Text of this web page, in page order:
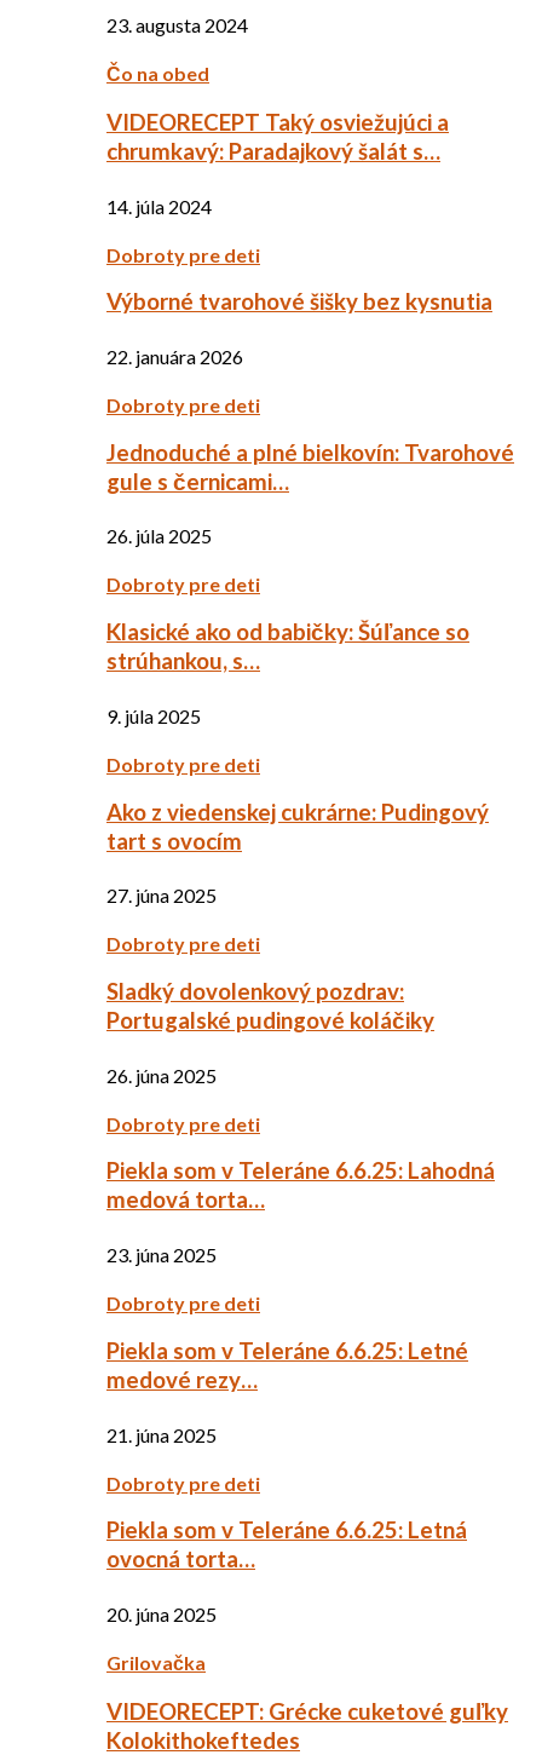
23. augusta 2024
Čo na obed
VIDEORECEPT Taký osviežujúci a
chrumkavý: Paradajkový šalát s…
14. júla 2024
Dobroty pre deti
Výborné tvarohové šišky bez kysnutia
22. januára 2026
Dobroty pre deti
Jednoduché a plné bielkovín: Tvarohové
gule s černicami…
26. júla 2025
Dobroty pre deti
Klasické ako od babičky: Šúľance so
strúhankou, s…
9. júla 2025
Dobroty pre deti
Ako z viedenskej cukrárne: Pudingový
tart s ovocím
27. júna 2025
Dobroty pre deti
Sladký dovolenkový pozdrav:
Portugalské pudingové koláčiky
26. júna 2025
Dobroty pre deti
Piekla som v Teleráne 6.6.25: Lahodná
medová torta…
23. júna 2025
Dobroty pre deti
Piekla som v Teleráne 6.6.25: Letné
medové rezy…
21. júna 2025
Dobroty pre deti
Piekla som v Teleráne 6.6.25: Letná
ovocná torta…
20. júna 2025
Grilovačka
VIDEORECEPT: Grécke cuketové guľky
Kolokithokeftedes